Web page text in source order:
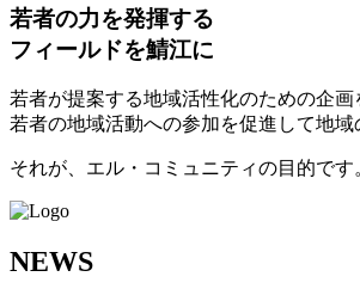
若者の力を発揮する
フィールドを鯖江に
若者が提案する地域活性化のための企画
若者の地域活動への参加を促進して地
それが、エル・コミュニティの目的です
NEWS